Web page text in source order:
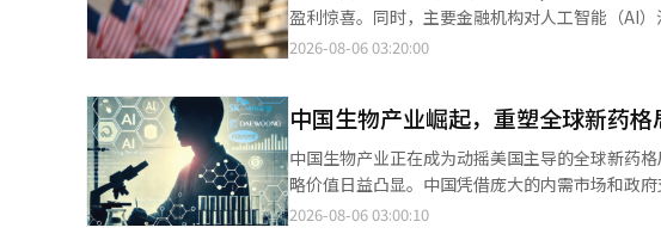
的股息支付因上月的季度股息基数效应而减少。 金融账户的净资产（资产-负债）为467亿1000万美元，增幅创下历
史新高，超过了3月的310亿8000万美元。 直接投资方面，国内投资者的海外投资增加至80亿1000万美元，外国投资
而外国投资者的国内投资减少了263亿2000万美元
资资产因负债性证券的减少幅度加大，增幅为35亿6000
获利了结卖出等原因减少了316亿1000万美元，
债指数（WGBI）资金流入，但由于季度末到期
辑。
仓”的条款，开始对西龙电子形成压力。如果强
0.05%，将立即失去控制权。 - 因此，西龙电子
1350亿韩元的现金。 ◆主要报告 ▷从会议记录和7月物价看货币政策委员会：预计10月加息，而非8月连续加息- 7月
变化。 - 随着对连续加息的担忧减退，中短期内
认的材料较多。 - 会议记录中几乎没有考虑连续加息的委员，而高汇率和资产市场过热的前提条件均已缓解。预计下
次加息时点为10月。 ◆收盘后（5日）主要公告 ▷LG CNS决定进行约727亿韩元的中期现金分红……每股750韩元 ▷
哈纳微电子决定发行规模为1000亿韩元的可交换
▷考来铅决定进行1019亿韩元的季度现金分红……
盈利惊喜。同时，主要金融机构对人工智能（AI）泡沫的警告也在加剧关
24%）、Meta（增长28%）、亚马逊（增长20%
持续性发出了持续警告。穆迪表示，他们追踪的
CoreWeave）在“资产轻量化”向“资产密集型”转型过程中，信
支出将从2026年的7850亿美元增加到2027年的
甲骨文的信用评级下调至投资级最低的“BBB-”。 此外，Alphabet、亚马逊和微软三家公司的净利润大幅增长
因之一是对OpenAI和Anthropic投资股份的评估
2026-08-06 03:20:00
中国生物产业崛起，重塑全球新药格
中国生物产业正在成为动摇美国主导的全球新药
略价值日益凸显。中国凭借庞大的内需市场和政府支持
机构Grand View Research的数据显示，中国生
2026-08-06 03:00:10